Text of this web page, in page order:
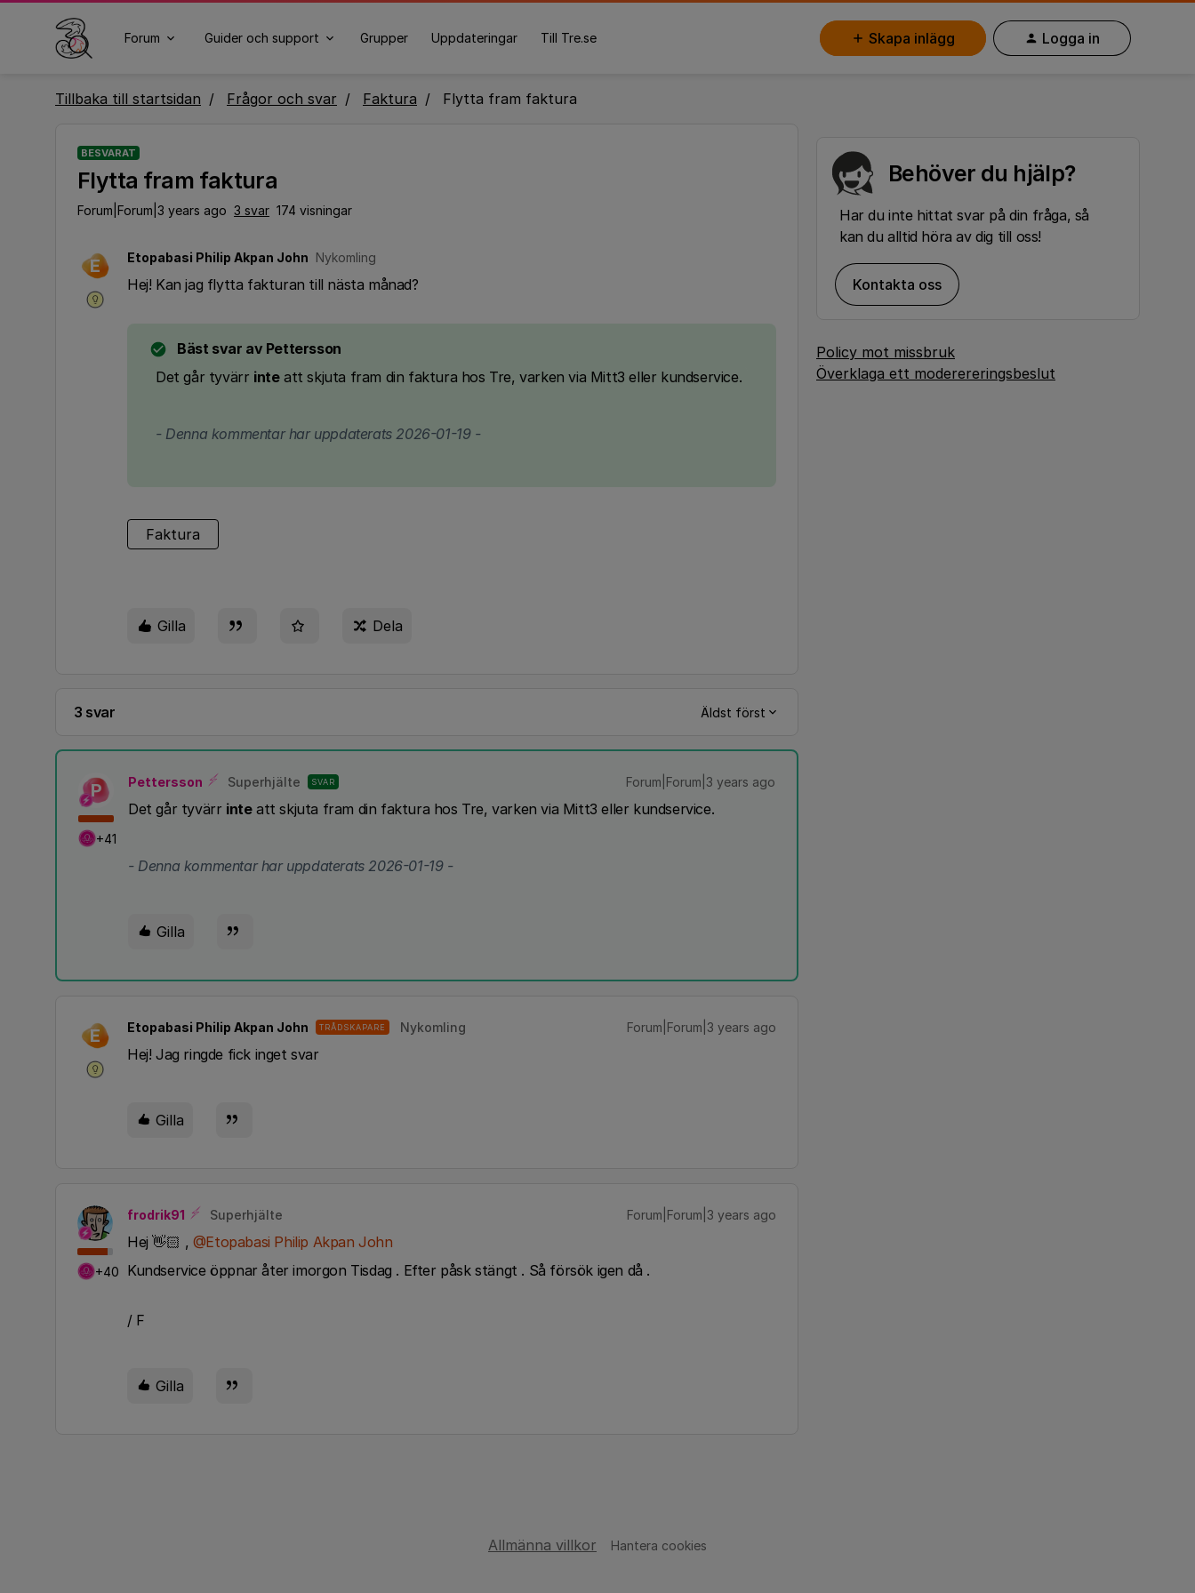
Forum Guider och support Grupper Uppdateringar Till Tre.se Skapa inlägg Logga in
Tillbaka till startsidan Frågor och svar Faktura Flytta fram faktura
BESVARAT
Flytta fram faktura
Forum|Forum|3 years ago 3 svar 174 visningar
E Etopabasi Philip Akpan John Nykomling
Hej! Kan jag flytta fakturan till nästa månad?
Bäst svar av Pettersson
Det går tyvärr inteatt skjuta fram din faktura hos Tre, varken via Mitt3 eller kundservice.
- Denna kommentar har uppdaterats 2026-01-19 -
Faktura
Gilla Dela
3 svar Äldst först
P
+41
Pettersson Superhjälte SVAR Forum|Forum|3 years ago
Det går tyvärr inteatt skjuta fram din faktura hos Tre, varken via Mitt3 eller kundservice.
- Denna kommentar har uppdaterats 2026-01-19 -
Gilla
E Etopabasi Philip Akpan John TRÅDSKAPARE Nykomling Forum|Forum|3 years ago
Hej! Jag ringde fick inget svar
Gilla
+40
frodrik91 Superhjälte Forum|Forum|3 years ago
Hej 👋🏻 , @Etopabasi Philip Akpan John
Kundservice öppnar åter imorgon Tisdag . Efter påsk stängt . Så försök igen då .
/ F
Gilla
Behöver du hjälp?
Har du inte hittat svar på din fråga, så
kan du alltid höra av dig till oss!
Kontakta oss
Policy mot missbruk
Överklaga ett moderereringsbeslut
Allmänna villkor Hantera cookies